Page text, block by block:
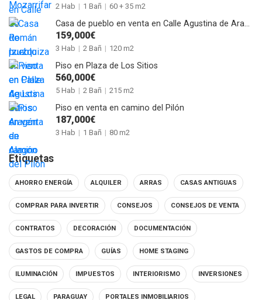
2 Hab | 1 Bañ | 60 + 35 m2
Casa de pueblo en venta en Calle Agustina de Aragón de Alagón
159,000€
3 Hab | 2 Bañ | 120 m2
Piso en Plaza de Los Sitios
560,000€
5 Hab | 2 Bañ | 215 m2
Piso en venta en camino del Pilón
187,000€
3 Hab | 1 Bañ | 80 m2
Etiquetas
AHORRO ENERGÍA ALQUILER ARRAS CASAS ANTIGUAS
COMPRAR PARA INVERTIR CONSEJOS CONSEJOS DE VENTA
CONTRATOS DECORACIÓN DOCUMENTACIÓN
GASTOS DE COMPRA GUÍAS HOME STAGING
ILUMINACIÓN IMPUESTOS INTERIORISMO INVERSIONES
LEGAL PARAGUAY PORTALES INMOBILIARIOS